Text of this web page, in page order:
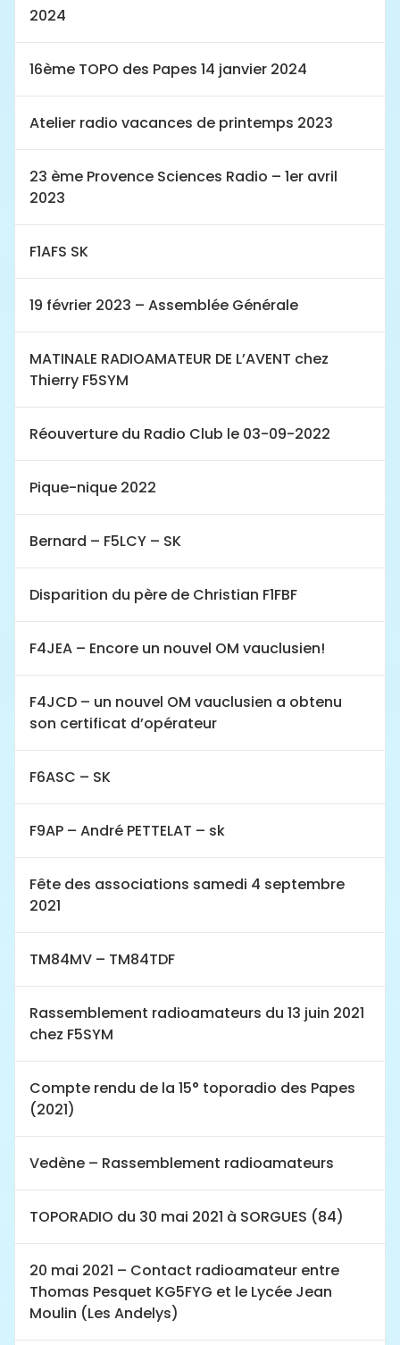
2024
16ème TOPO des Papes 14 janvier 2024
Atelier radio vacances de printemps 2023
23 ème Provence Sciences Radio – 1er avril
2023
F1AFS SK
19 février 2023 – Assemblée Générale
MATINALE RADIOAMATEUR DE L’AVENT chez
Thierry F5SYM
Réouverture du Radio Club le 03-09-2022
Pique-nique 2022
Bernard – F5LCY – SK
Disparition du père de Christian F1FBF
F4JEA – Encore un nouvel OM vauclusien!
F4JCD – un nouvel OM vauclusien a obtenu
son certificat d’opérateur
F6ASC – SK
F9AP – André PETTELAT – sk
Fête des associations samedi 4 septembre
2021
TM84MV – TM84TDF
Rassemblement radioamateurs du 13 juin 2021
chez F5SYM
Compte rendu de la 15° toporadio des Papes
(2021)
Vedène – Rassemblement radioamateurs
TOPORADIO du 30 mai 2021 à SORGUES (84)
20 mai 2021 – Contact radioamateur entre
Thomas Pesquet KG5FYG et le Lycée Jean
Moulin (Les Andelys)